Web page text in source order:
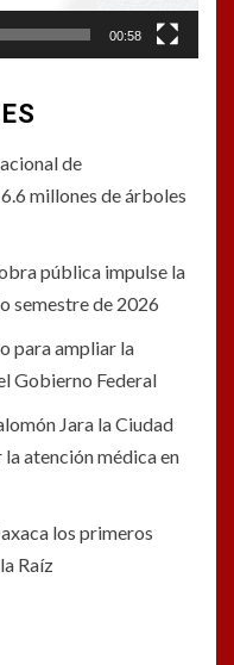
00:58
de
millones de árboles
pública impulse la
semestre de 2026
para ampliar la
Gobierno Federal
Jara la Ciudad
atención médica en
los primeros
Raíz